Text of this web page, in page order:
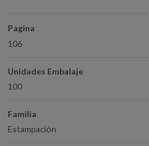
Pagina
106
Unidades Embalaje
100
Familia
Estampación